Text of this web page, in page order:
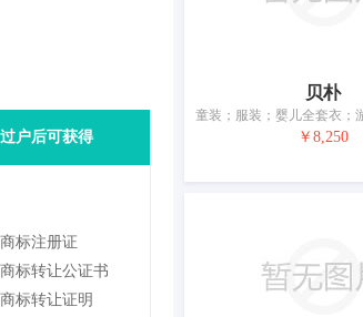
过户后可获得
商标注册证
商标转让公证书
商标转让证明
贝朴
￥8,250